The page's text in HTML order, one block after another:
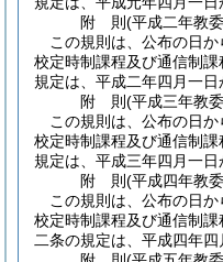
附 則(平成二年教
この規則は、公布の日
校定時制課程及び通信制
規定は、平成二年四月一日
附 則(平成三年教
この規則は、公布の日
校定時制課程及び通信制
規定は、平成三年四月一日
附 則(平成四年教
この規則は、公布の日
校定時制課程及び通信制
二条の規定は、平成四年四